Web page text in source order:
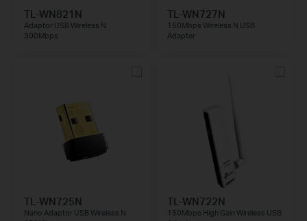
TL-WN821N
Adaptor USB Wireless N
300Mbps
TL-WN727N
150Mbps Wireless N USB
Adapter
TL-WN725N
Nano Adaptor USB Wireless N
TL-WN722N
150Mbps High Gain Wireless USB